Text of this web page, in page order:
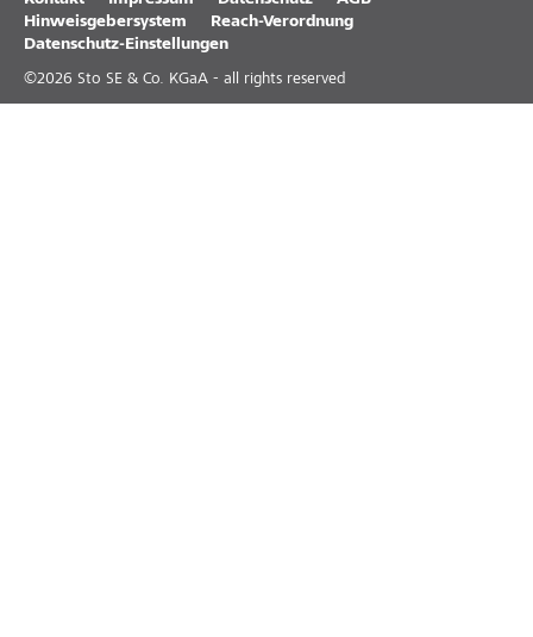
Hinweisgebersystem
Reach-Verordnung
Datenschutz-Einstellungen
©2026 Sto SE & Co. KGaA - all rights reserved